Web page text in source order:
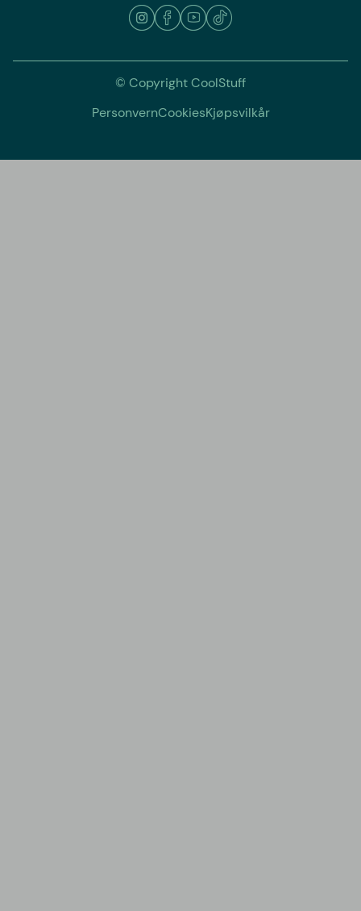
© Copyright CoolStuff
PersonvernCookiesKjøpsvilkår